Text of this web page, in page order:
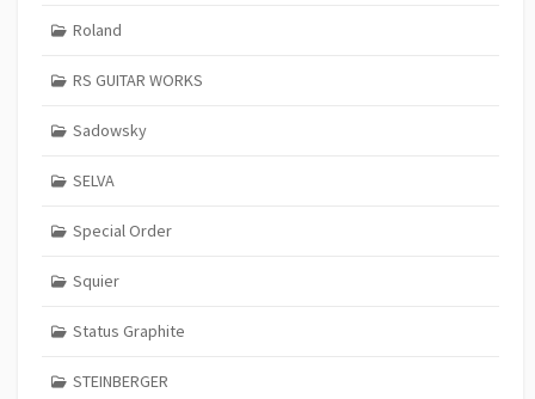
Roland
RS GUITAR WORKS
Sadowsky
SELVA
Special Order
Squier
Status Graphite
STEINBERGER